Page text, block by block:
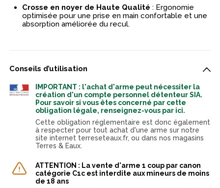
Crosse en noyer de Haute Qualité : Ergonomie
optimisée pour une prise en main confortable et une
absorption améliorée du recul.
Conseils d’utilisation
IMPORTANT : l'achat d'arme peut nécessiter la
création d'un compte personnel détenteur SIA.
Pour savoir si vous êtes concerné par cette
obligation légale, renseignez-vous par ici.
Cette obligation réglementaire est donc également
à respecter pour tout achat d'une arme sur notre
site internet terreseteaux.fr, ou dans nos magasins
Terres & Eaux.
ATTENTION : La vente d'arme 1 coup par canon
catégorie C1c est interdite aux mineurs de moins
de 18 ans